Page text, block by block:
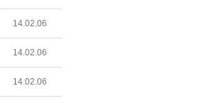
14.02.06
14.02.06
14.02.06